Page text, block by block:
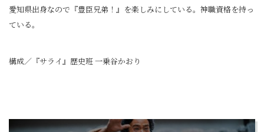
愛知県出身なので『豊臣兄弟！』を楽しみにしている。神職資格を持っ
ている。
構成／『サライ』歴史班 一乗谷かおり